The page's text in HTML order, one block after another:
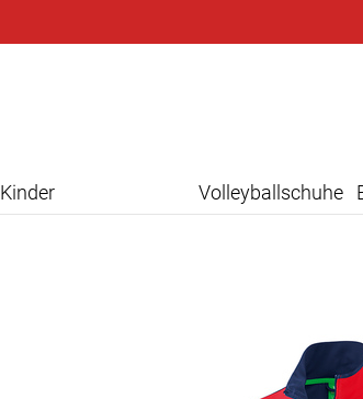
Kinder Volleyballschuhe